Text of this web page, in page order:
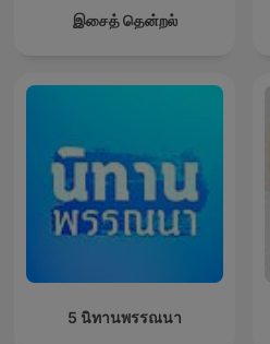
இசைத் தென்றல்
5 นิทานพรรณนา